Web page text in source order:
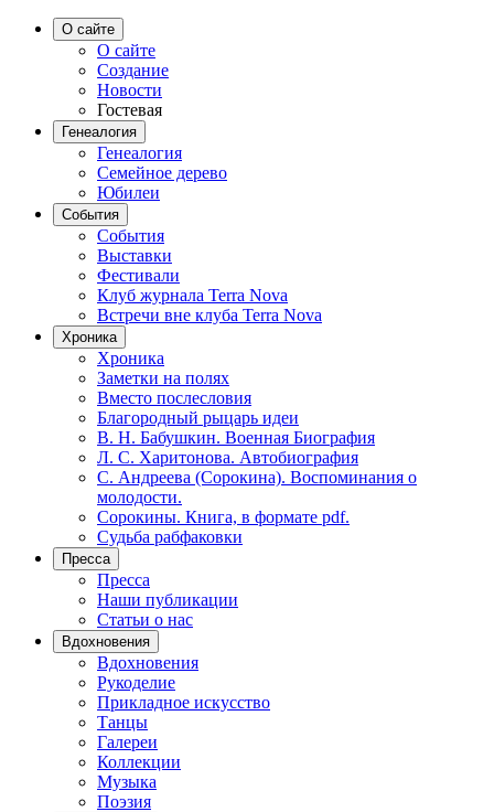
О сайте
О сайте
Создание
Новости
Гостевая
Генеалогия
Генеалогия
Семейное дерево
Юбилеи
События
События
Выставки
Фестивали
Клуб журнала Terra Nova
Встречи вне клуба Terra Nova
Хроника
Хроника
Заметки на полях
Вместо послесловия
Благородный рыцарь идеи
В. Н. Бабушкин. Военная Биография
Л. С. Харитонова. Автобиография
С. Андреева (Сорокина). Воспоминания о
молодости.
Сорокины. Книга, в формате pdf.
Судьба рабфаковки
Пресса
Пресса
Наши публикации
Статьи о нас
Вдохновения
Вдохновения
Рукоделие
Прикладное искусство
Танцы
Галереи
Коллекции
Музыка
Поэзия